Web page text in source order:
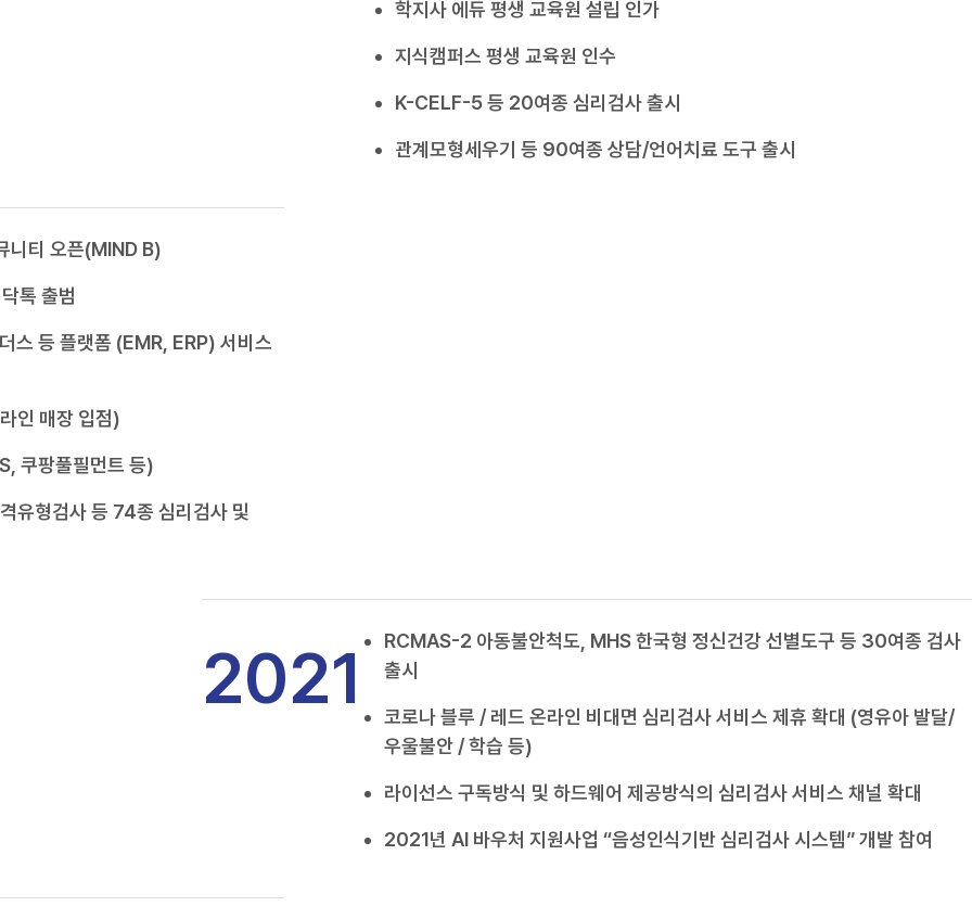
학지사 에듀 평생 교육원 설립 인가
지식캠퍼스 평생 교육원 인수
K-CELF-5 등 20여종 심리검사 출시
관계모형세우기 등 90여종 상담/언어치료 도구 출시
니티 오픈(MIND B)
톡 출범
등 플랫폼 (EMR, ERP) 서비스
인 매장 입점)
쿠팡풀필먼트 등)
유형검사 등 74종 심리검사 및
2021
RCMAS-2 아동불안척도, MHS 한국형 정신건강 선별도구 등 30여종 검사
출시
코로나 블루 / 레드 온라인 비대면 심리검사 서비스 제휴 확대 (영유아 발달/
우울불안 / 학습 등)
라이선스 구독방식 및 하드웨어 제공방식의 심리검사 서비스 채널 확대
2021년 AI 바우처 지원사업 “음성인식기반 심리검사 시스템” 개발 참여